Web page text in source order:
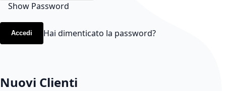
Show Password
Accedi Hai dimenticato la password?
Nuovi Clienti